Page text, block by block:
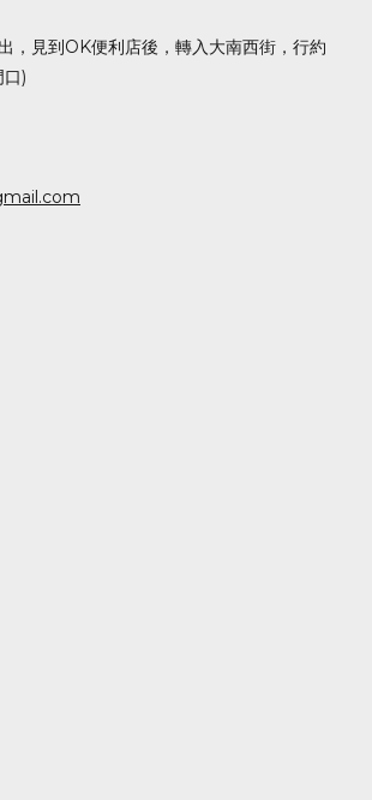
，見到OK便利店後，轉入大南西街，行約
)